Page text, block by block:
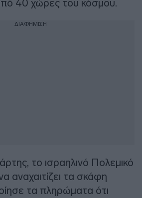
40 χώρες του κόσμου.
ΔΙΑΦΗΜΙΣΗ
το ισραηλινό Πολεμικό
αναχαιτίζει τα σκάφη
τα πληρώματα ότι